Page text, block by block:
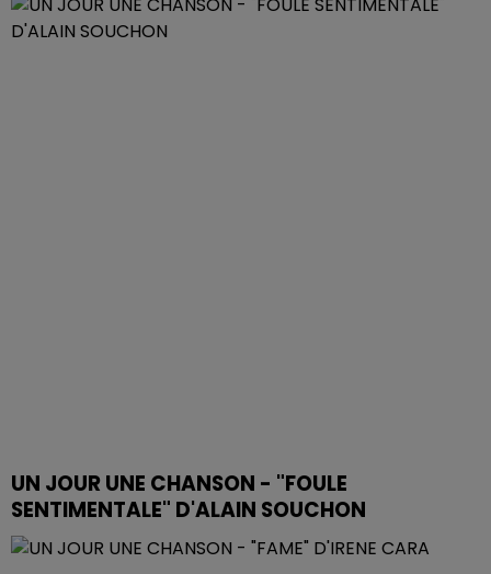
UN JOUR UNE CHANSON - "FOULE
SENTIMENTALE" D'ALAIN SOUCHON